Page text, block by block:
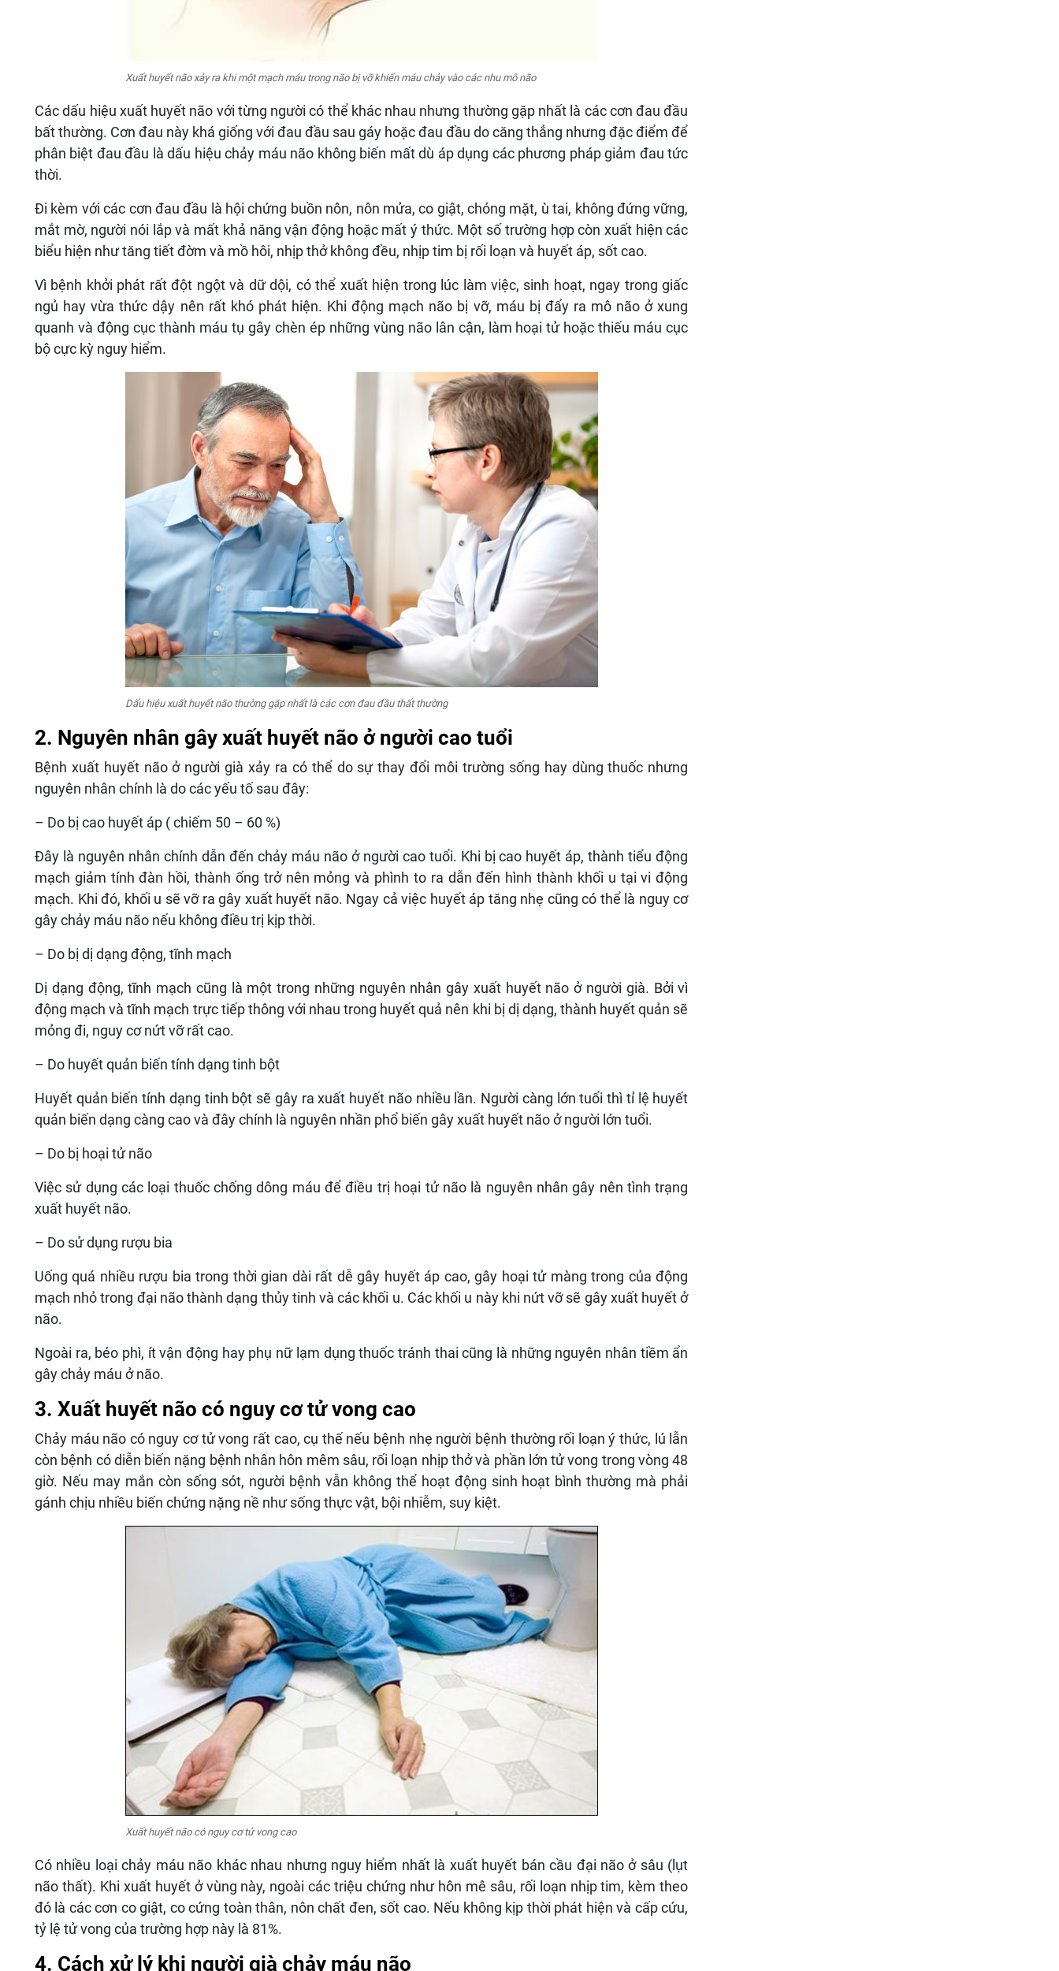
Xuất huyết não xảy ra khi một mạch máu trong não bị vỡ khiến máu chảy vào các nhu mô não
Các dấu hiệu xuất huyết não với từng người có thể khác nhau nhưng thường gặp nhất là các cơn đau đầu
bất thường. Cơn đau này khá giống với đau đầu sau gáy hoặc đau đầu do căng thẳng nhưng đặc điểm để
phân biệt đau đầu là dấu hiệu chảy máu não không biến mất dù áp dụng các phương pháp giảm đau tức
thời.
Đi kèm với các cơn đau đầu là hội chứng buồn nôn, nôn mửa, co giật, chóng mặt, ù tai, không đứng vững,
mắt mờ, người nói lắp và mất khả năng vận động hoặc mất ý thức. Một số trường hợp còn xuất hiện các
biểu hiện như tăng tiết đờm và mồ hôi, nhịp thở không đều, nhịp tim bị rối loạn và huyết áp, sốt cao.
Vì bệnh khởi phát rất đột ngột và dữ dội, có thể xuất hiện trong lúc làm việc, sinh hoạt, ngay trong giấc
ngủ hay vừa thức dậy nên rất khó phát hiện. Khi động mạch não bị vỡ, máu bị đẩy ra mô não ở xung
quanh và động cục thành máu tụ gây chèn ép những vùng não lân cận, làm hoại tử hoặc thiếu máu cục
bộ cực kỳ nguy hiểm.
Dấu hiệu xuất huyết não thường gặp nhất là các cơn đau đầu thất thường
2. Nguyên nhân gây xuất huyết não ở người cao tuổi
Bệnh xuất huyết não ở người già xảy ra có thể do sự thay đổi môi trường sống hay dùng thuốc nhưng
nguyên nhân chính là do các yếu tố sau đây:
– Do bị cao huyết áp ( chiếm 50 – 60 %)
Đây là nguyên nhân chính dẫn đến chảy máu não ở người cao tuổi. Khi bị cao huyết áp, thành tiểu động
mạch giảm tính đàn hồi, thành ống trở nên mỏng và phình to ra dẫn đến hình thành khối u tại vi động
mạch. Khi đó, khối u sẽ vỡ ra gây xuất huyết não. Ngay cả việc huyết áp tăng nhẹ cũng có thể là nguy cơ
gây chảy máu não nếu không điều trị kịp thời.
– Do bị dị dạng động, tĩnh mạch
Dị dạng động, tĩnh mạch cũng là một trong những nguyên nhân gây xuất huyết não ở người già. Bởi vì
động mạch và tĩnh mạch trực tiếp thông với nhau trong huyết quả nên khi bị dị dạng, thành huyết quản sẽ
mỏng đi, nguy cơ nứt vỡ rất cao.
– Do huyết quản biến tính dạng tinh bột
Huyết quản biến tính dạng tinh bột sẽ gây ra xuất huyết não nhiều lần. Người càng lớn tuổi thì tỉ lệ huyết
quản biến dạng càng cao và đây chính là nguyên nhần phổ biến gây xuất huyết não ở người lớn tuổi.
– Do bị hoại tử não
Việc sử dụng các loại thuốc chống dông máu để điều trị hoại tử não là nguyên nhân gây nên tình trạng
xuất huyết não.
– Do sử dụng rượu bia
Uống quá nhiều rượu bia trong thời gian dài rất dễ gây huyết áp cao, gây hoại tử màng trong của động
mạch nhỏ trong đại não thành dạng thủy tinh và các khối u. Các khối u này khi nứt vỡ sẽ gây xuất huyết ở
não.
Ngoài ra, béo phì, ít vận động hay phụ nữ lạm dụng thuốc tránh thai cũng là những nguyên nhân tiềm ẩn
gây chảy máu ở não.
3. Xuất huyết não có nguy cơ tử vong cao
Chảy máu não có nguy cơ tử vong rất cao, cụ thế nếu bệnh nhẹ người bệnh thường rối loạn ý thức, lú lẫn
còn bệnh có diễn biến nặng bệnh nhân hôn mêm sâu, rối loạn nhịp thở và phần lớn tử vong trong vòng 48
giờ. Nếu may mắn còn sống sót, người bệnh vẫn không thể hoạt động sinh hoạt bình thường mà phải
gánh chịu nhiều biến chứng nặng nề như sống thực vật, bội nhiễm, suy kiệt.
Xuất huyết não có nguy cơ tử vong cao
Có nhiều loại chảy máu não khác nhau nhưng nguy hiểm nhất là xuất huyết bán cầu đại não ở sâu (lụt
não thất). Khi xuất huyết ở vùng này, ngoài các triệu chứng như hôn mê sâu, rối loạn nhịp tim, kèm theo
đó là các cơn co giật, co cứng toàn thân, nôn chất đen, sốt cao. Nếu không kịp thời phát hiện và cấp cứu,
tỷ lệ tử vong của trường hợp này là 81%.
4. Cách xử lý khi người già chảy máu não